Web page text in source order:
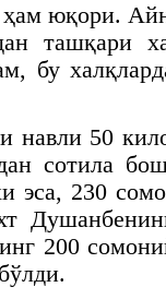
ҳам юқори.
ташқари
бу
навли 50
сотила
эса, 230
200